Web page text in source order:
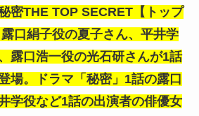
密THE TOP SECRET【トップ
口絹子役の夏子さん、平井学
露口浩一役の光石研さんが1話
場。ドラマ「秘密」1話の露口
学役など1話の出演者の俳優女